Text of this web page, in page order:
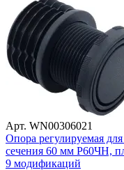
Арт. WN00306021
Опора регулируемая
сечения 60 мм Р60ЧН,
9 модификаций